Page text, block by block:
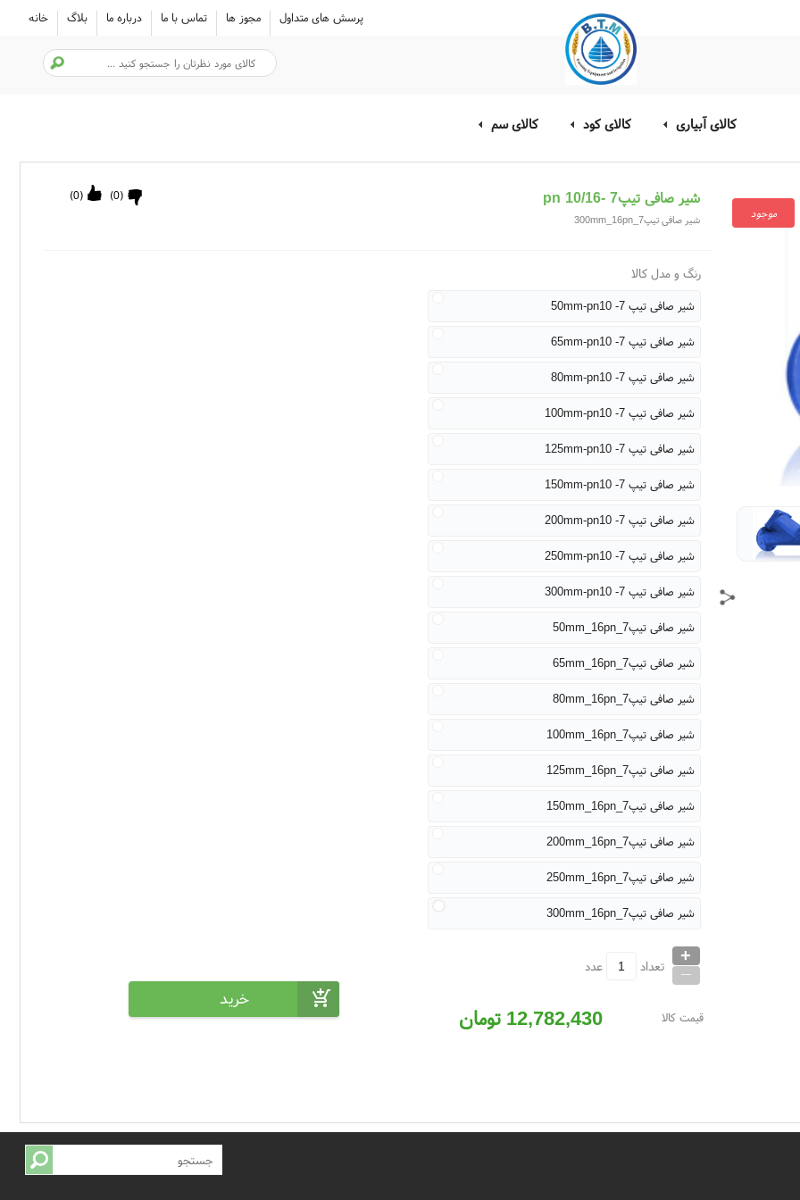
خانه بلاگ درباره ما تماس با ما مجوز ها پرسش های متداول
کالای آبیاری کالای کود کالای سم
موجود
شیر صافی تیپ7 -pn 10/16 (
0
) (
0
)
شیر صافی تیپ7_300mm_16pn
رنگ و مدل کالا
شیر صافی تیپ 7- 50mm-pn10
شیر صافی تیپ 7- 65mm-pn10
شیر صافی تیپ 7- 80mm-pn10
شیر صافی تیپ 7- 100mm-pn10
شیر صافی تیپ 7- 125mm-pn10
شیر صافی تیپ 7- 150mm-pn10
شیر صافی تیپ 7- 200mm-pn10
شیر صافی تیپ 7- 250mm-pn10
شیر صافی تیپ 7- 300mm-pn10
شیر صافی تیپ7_50mm_16pn
شیر صافی تیپ7_65mm_16pn
شیر صافی تیپ7_80mm_16pn
شیر صافی تیپ7_100mm_16pn
شیر صافی تیپ7_125mm_16pn
شیر صافی تیپ7_150mm_16pn
شیر صافی تیپ7_200mm_16pn
شیر صافی تیپ7_250mm_16pn
شیر صافی تیپ7_300mm_16pn
تعداد +
_ عدد
قیمت کالا 12,782,430 تومان